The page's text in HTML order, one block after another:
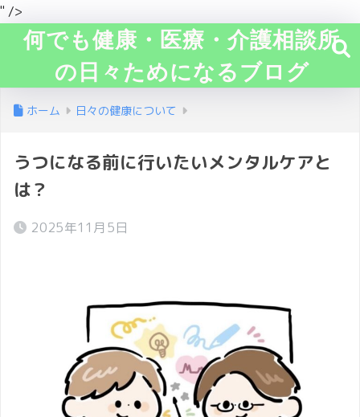
" />
何でも健康・医療・介護相談所
の日々ためになるブログ
ホーム 日々の健康について
うつになる前に行いたいメンタルケアと
は？
2025年11月5日